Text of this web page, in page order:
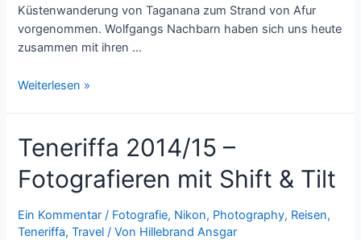
Küstenwanderung von Taganana zum Strand von Afur
vorgenommen. Wolfgangs Nachbarn haben sich uns heute
zusammen mit ihren …
Teneriffa
Küstenwanderung
nach
Afur
Weiterlesen »
Teneriffa 2014/15 –
Fotografieren mit Shift & Tilt
Ein Kommentar / Fotografie, Nikon, Photography, Reisen,
Teneriffa,Travel / Von Hillebrand Ansgar